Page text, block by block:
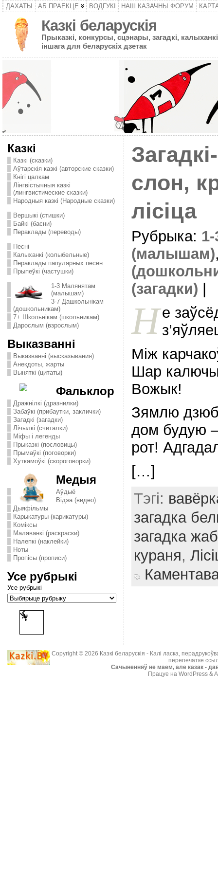
ДАХАТЫ АБ ПРАЕКЦЕ ВОДГУКІ НАШ КАЗАЧНЫ ФОРУМ
Казкі беларускія
Прыказкі, конкурсы, сцэнары, загадкі,
іншага для беларускіх дзетак
Казкі
Казкі (сказки)
Аўтарскія казкі (авторские сказки)
Кнігі цалкам
Лінгвістычныя казкі
(лингвистические сказки)
Народныя казкі (Народные сказки)
Вершыкі (стишки)
Байкі (басни)
Пераклады (переводы)
Песні
Калыханкі (колыбельные)
Пераклады папулярных песен
Прыпеўкі (частушки)
1-3 Малянятам
(малышам)
3-7 Дашкольнікам
(дошкольникам)
7+ Школьнікам (школьникам)
Дарослым (взрослым)
Выказванні
Выказванні (высказывания)
Анекдоты, жарты
Выняткі (цитаты)
Фальклор
Дражнілкі (дразнилки)
Забаўкі (прибаутки, заклички)
Загадкі (загадки)
Лічылкі (считалки)
Міфы і легенды
Прыказкі (пословицы)
Прымаўкі (поговорки)
Хуткамоўкі (скороговорки)
Медыя
Аўдыё
Відэа (видео)
Дыяфільмы
Карыкатуры (карикатуры)
Комiксы
Маляванкі (раскраски)
Налепкі (наклейки)
Ноты
Пропісы (прописи)
Усе рубрыкі
Усе рубрыкі
слон,
лісіца
Рубрыка:
(малышам)
(загадки)
Не
Між
Шар
Вожык!
Зямлю
дом будую
рот!
[…]
Тэгі:
загадка
загадка
кураня,
Copyright © 2026 Казкі беларускія - Калі ласка,
перепечатке
Cачыненняў не маем, але казак -
Працуе на WordPress &